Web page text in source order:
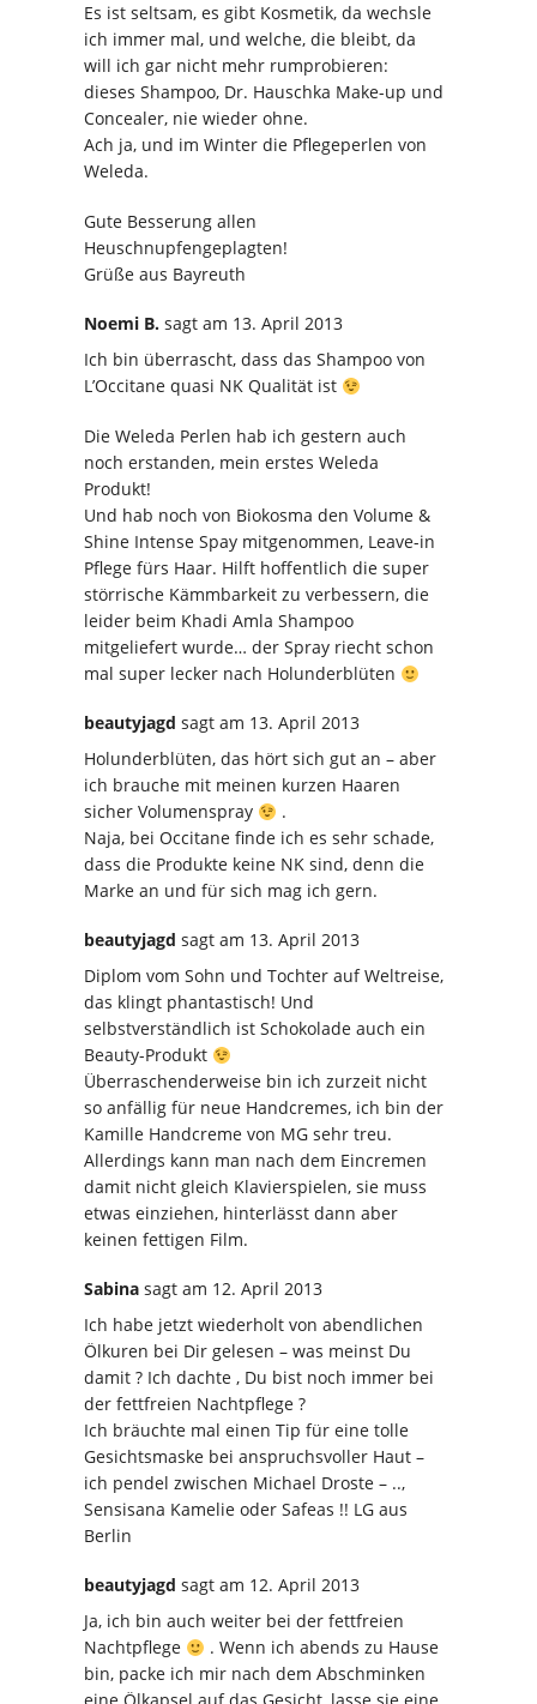
Es ist seltsam, es gibt Kosmetik, da wechsle
ich immer mal, und welche, die bleibt, da
will ich gar nicht mehr rumprobieren:
dieses Shampoo, Dr. Hauschka Make-up und
Concealer, nie wieder ohne.
Ach ja, und im Winter die Pflegeperlen von
Weleda.
Gute Besserung allen
Heuschnupfengeplagten!
Grüße aus Bayreuth
Noemi B. sagt am 13. April 2013
Ich bin überrascht, dass das Shampoo von
L’Occitane quasi NK Qualität ist
Die Weleda Perlen hab ich gestern auch
noch erstanden, mein erstes Weleda
Produkt!
Und hab noch von Biokosma den Volume &
Shine Intense Spay mitgenommen, Leave-in
Pflege fürs Haar. Hilft hoffentlich die super
störrische Kämmbarkeit zu verbessern, die
leider beim Khadi Amla Shampoo
mitgeliefert wurde… der Spray riecht schon
mal super lecker nach Holunderblüten
beautyjagd sagt am 13. April 2013
Holunderblüten, das hört sich gut an – aber
ich brauche mit meinen kurzen Haaren
sicher Volumenspray
.
Naja, bei Occitane finde ich es sehr schade,
dass die Produkte keine NK sind, denn die
Marke an und für sich mag ich gern.
beautyjagd sagt am 13. April 2013
Diplom vom Sohn und Tochter auf Weltreise,
das klingt phantastisch! Und
selbstverständlich ist Schokolade auch ein
Beauty-Produkt
Überraschenderweise bin ich zurzeit nicht
so anfällig für neue Handcremes, ich bin der
Kamille Handcreme von MG sehr treu.
Allerdings kann man nach dem Eincremen
damit nicht gleich Klavierspielen, sie muss
etwas einziehen, hinterlässt dann aber
keinen fettigen Film.
Sabina sagt am 12. April 2013
Ich habe jetzt wiederholt von abendlichen
Ölkuren bei Dir gelesen – was meinst Du
damit ? Ich dachte , Du bist noch immer bei
der fettfreien Nachtpflege ?
Ich bräuchte mal einen Tip für eine tolle
Gesichtsmaske bei anspruchsvoller Haut –
ich pendel zwischen Michael Droste – ..,
Sensisana Kamelie oder Safeas !! LG aus
Berlin
beautyjagd sagt am 12. April 2013
Ja, ich bin auch weiter bei der fettfreien
Nachtpflege
. Wenn ich abends zu Hause
bin, packe ich mir nach dem Abschminken